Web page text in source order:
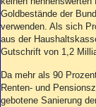
Goldbestände der
verwenden. Als sich
aus der
Gutschrift von 1,2
Da mehr als 90
Renten- und
gebotene Sanierung